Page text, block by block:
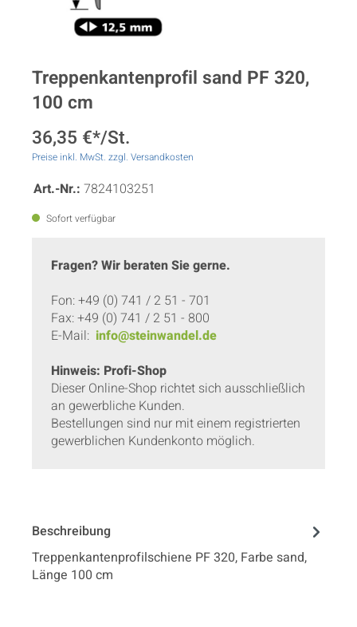
Treppenkantenprofil sand PF 320,
100 cm
36,35 €*/St.
Preise inkl. MwSt. zzgl. Versandkosten
Art.-Nr.: 7824103251
Sofort verfügbar
Fragen? Wir beraten Sie gerne.
Fon: +49 (0) 741 / 2 51 - 701
Fax: +49 (0) 741 / 2 51 - 800
E-Mail: info@steinwandel.de
Hinweis: Profi-Shop
Dieser Online-Shop richtet sich ausschließlich
an gewerbliche Kunden.
Bestellungen sind nur mit einem registrierten
gewerblichen Kundenkonto möglich.
Beschreibung
Treppenkantenprofilschiene PF 320, Farbe sand,
Länge 100 cm